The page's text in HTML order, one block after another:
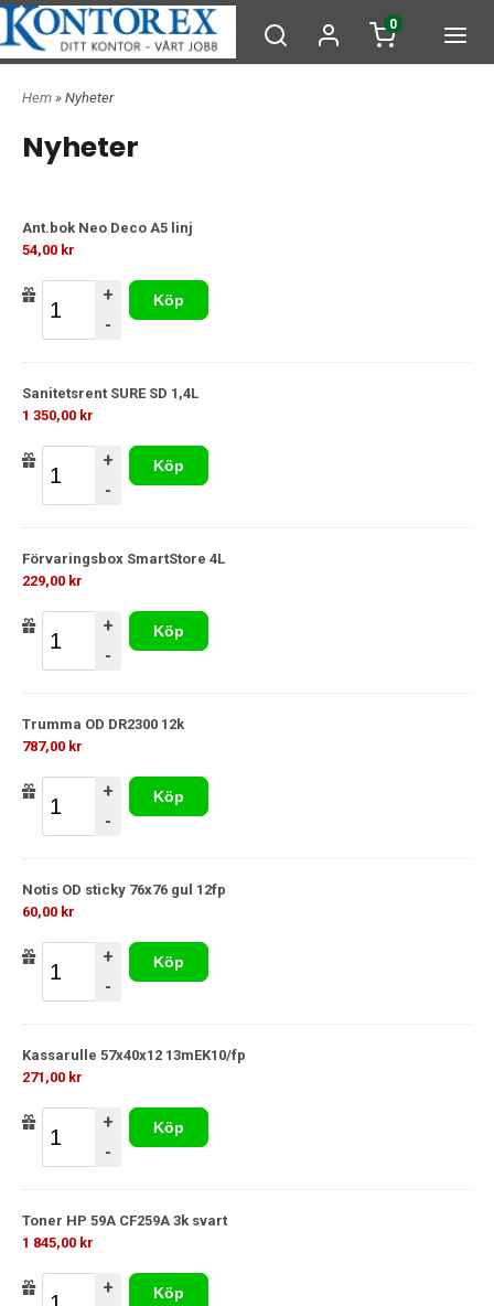
0
Hem » Nyheter
Nyheter
Ant.bok Neo Deco A5 linj
54,00 kr
+
-
Köp
Sanitetsrent SURE SD 1,4L
1 350,00 kr
+
-
Köp
Förvaringsbox SmartStore 4L
229,00 kr
+
-
Köp
Trumma OD DR2300 12k
787,00 kr
+
-
Köp
Notis OD sticky 76x76 gul 12fp
60,00 kr
+
-
Köp
Kassarulle 57x40x12 13mEK10/fp
271,00 kr
+
-
Köp
Toner HP 59A CF259A 3k svart
1 845,00 kr
+
Köp